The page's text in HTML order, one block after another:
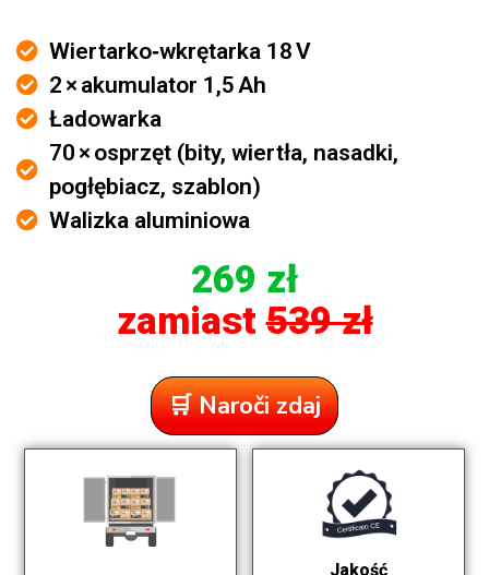
Wiertarko‑wkrętarka 18 V
2 × akumulator 1,5 Ah
Ładowarka
70 × osprzęt (bity, wiertła, nasadki,
pogłębiacz, szablon)
Walizka aluminiowa
269 zł
zamiast539 zł
🛒 Naroči zdaj
Jakość